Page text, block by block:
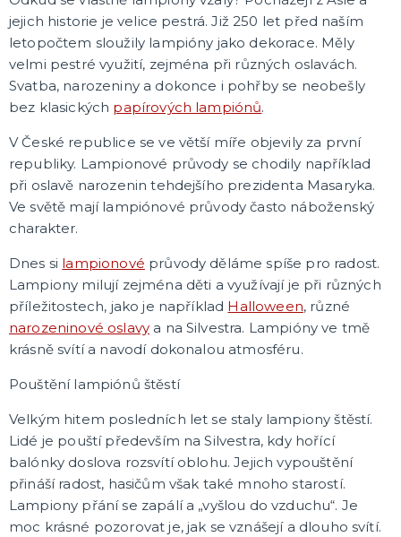
Pánské kostýmy
Dětské kostýmy
DOPLŇKY
Klobouky a pokrývky hlavy
Masky a škrabošky
Barvy a líčidla
Zranění, rány a jizvy
Čelenky a korunky
Spreje na tělo a vlasy
Zuby, nosy a uši
Vousy a knírky
Brýle
Umělé řasy
Kravaty, motýlky, kšandy
Rukavice a nehty
Punčochy a punčocháče
Sukně a spodničky
Péřová boa
Šperky
Havajské věnce
Pompony pro roztleskávačky
Pláště
Rohy
Křídla
Hole, hůlky a košťata
Doplňky do ruky
Zbraně, brnění a helmy
Sety s doplňky
Další doplňky
Barevné kontaktní čočky
Žertíčky
Nafukovací doplňky
Boty
DALŠÍ KATEGORIE
PÁRTY A OSLAVY
Balónky
Šerpy
Kelímky, talířky a ubrousky
Helium, doplňky k balónkům
Párty v barvách
Slavnostní stolování
Ubrusy
Girlandy, lampiony a serpentýny
Konfety
Čepičky, svíčky, fontány, frkačky
Brčka
Dárkové krabičky
Baby shower pro budoucí maminky
Svatba
Párty pro děti
Párty pro dospělé
Napichovátka a košíčky na cupcakes
Stuhy a mašle
Doplňky pro oslavence
DALŠÍ KATEGORIE
ROZLUČKA SE SVOBODOU
Doplňky pro nevěstu
Doplňky pro ženicha
MIKULÁŠ A VÁNOCE
Santa Claus
Čerti
Andělé
Mikuláš
Ostatní vánoční a zimní kostýmy
Vánoční dekorace
DALŠÍ KATEGORIE
jejich historie je velice pestrá. Již 250 let před naším
letopočtem sloužily lampióny jako dekorace. Měly
velmi pestré využití, zejména při různých oslavách.
Svatba, narozeniny a dokonce i pohřby se neobešly
bez klasických papírových lampiónů.
V České republice se ve větší míře objevily za první
republiky. Lampionové průvody se chodily například
při oslavě narozenin tehdejšího prezidenta Masaryka.
Ve světě mají lampiónové průvody často náboženský
charakter.
Dnes si lampionové průvody děláme spíše pro radost.
Lampiony milují zejména děti a využívají je při různých
příležitostech, jako je například Halloween, různé
narozeninové oslavy a na Silvestra. Lampióny ve tmě
krásně svítí a navodí dokonalou atmosféru.
Pouštění lampiónů štěstí
Velkým hitem posledních let se staly lampiony štěstí.
Lidé je pouští především na Silvestra, kdy hořící
balónky doslova rozsvítí oblohu. Jejich vypouštění
přináší radost, hasičům však také mnoho starostí.
Lampiony přání se zapálí a „vyšlou do vzduchu“. Je
moc krásné pozorovat je, jak se vznášejí a dlouho svítí.